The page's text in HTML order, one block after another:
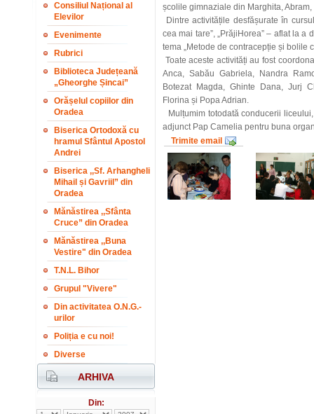
Consiliul Național al
Elevilor
Evenimente
Rubrici
Biblioteca Județeană
„Gheorghe Șincai”
Orășelul copiilor din
Oradea
Biserica Ortodoxă cu
hramul Sfântul Apostol
Andrei
Biserica ,,Sf. Arhangheli
Mihail și Gavriil” din
Oradea
Mănăstirea ,,Sfânta
Cruce” din Oradea
Mănăstirea ,,Buna
Vestire" din Oradea
T.N.L. Bihor
Grupul "Vivere"
Din activitatea O.N.G.-
urilor
Poliția e cu noi!
Diverse
ARHIVA
Din:
școlile gimnaziale din Marghita,
Dintre activitățile desfășurate în
cea mai tare”, „PrăjiHorea” – aflat la
tema „Metode de contracepție și bolile
Toate aceste activități au fost
Anca, Sabău Gabriela, Nandra
Botezat Magda, Ghinte Dana, Jurj
Florina și Popa Adrian.
Mulțumim totodată conducerii
adjunct Pap Camelia pentru buna
Trimite email